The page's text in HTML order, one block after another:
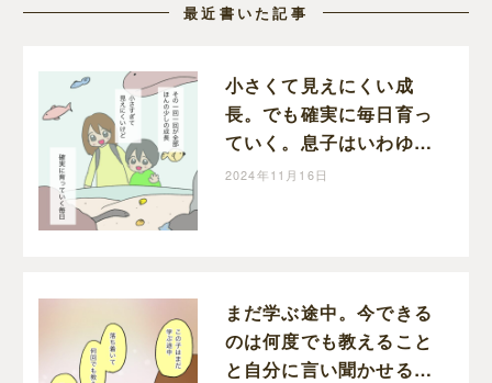
最近書いた記事
小さくて見えにくい成
長。でも確実に毎日育っ
ていく。息子はいわゆる
育てにくい子でした［１
2024年11月16日
まだ学ぶ途中。今できる
のは何度でも教えること
と自分に言い聞かせる。